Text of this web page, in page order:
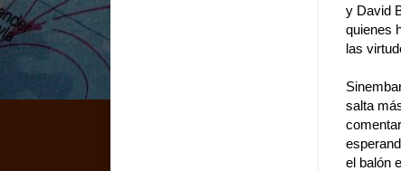
y David
quienes
las
salta
el balón